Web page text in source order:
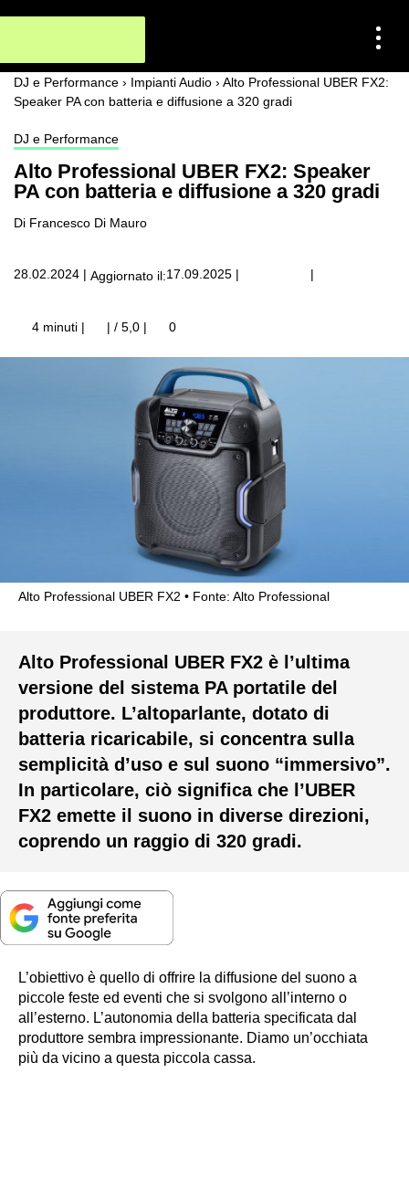
DJ e Performance › Impianti Audio › Alto Professional UBER FX2:
Speaker PA con batteria e diffusione a 320 gradi
DJ e Performance
Alto Professional UBER FX2: Speaker
PA con batteria e diffusione a 320 gradi
Di Francesco Di Mauro
28.02.2024 | Aggiornato il:17.09.2025 | |
4 minuti | | / 5,0 | 0
Alto Professional UBER FX2 Fonte: Alto Professional
Alto Professional UBER FX2 è l’ultima
versione del sistema PA portatile del
produttore. L’altoparlante, dotato di
batteria ricaricabile, si concentra sulla
semplicità d’uso e sul suono “immersivo”.
In particolare, ciò significa che l’UBER
FX2 emette il suono in diverse direzioni,
coprendo un raggio di 320 gradi.
L’obiettivo è quello di offrire la diffusione del suono a
piccole feste ed eventi che si svolgono all’interno o
all’esterno. L’autonomia della batteria specificata dal
produttore sembra impressionante. Diamo un’occhiata
più da vicino a questa piccola cassa.